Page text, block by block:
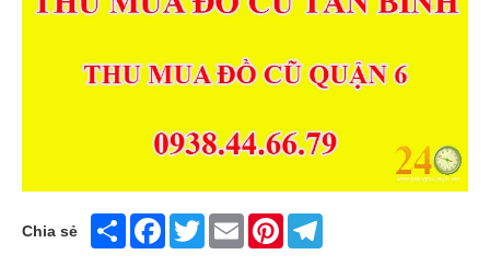
Hàng Tiêu Dùng
Chia sẻ Share FacebookTwitter Email Pinterest